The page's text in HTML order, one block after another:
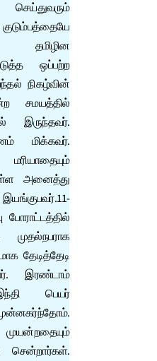
தமிழின
ஒப்பற்ற
நிகழ்வின்
சமயத்தில்
இருந்தவர்.
மிக்கவர்.
அனைத்து
போராட்டத்தில்
முதல்நபராக
தேடித்தேடி
இரண்டாம்
பெயர்
சென்றார்கள்.